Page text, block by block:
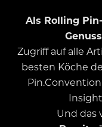
Als Rolling
Zugriff auf alle
besten Köche
Und das